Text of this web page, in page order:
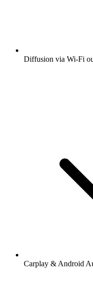
Diffusion via Wi-Fi
Carplay & Android